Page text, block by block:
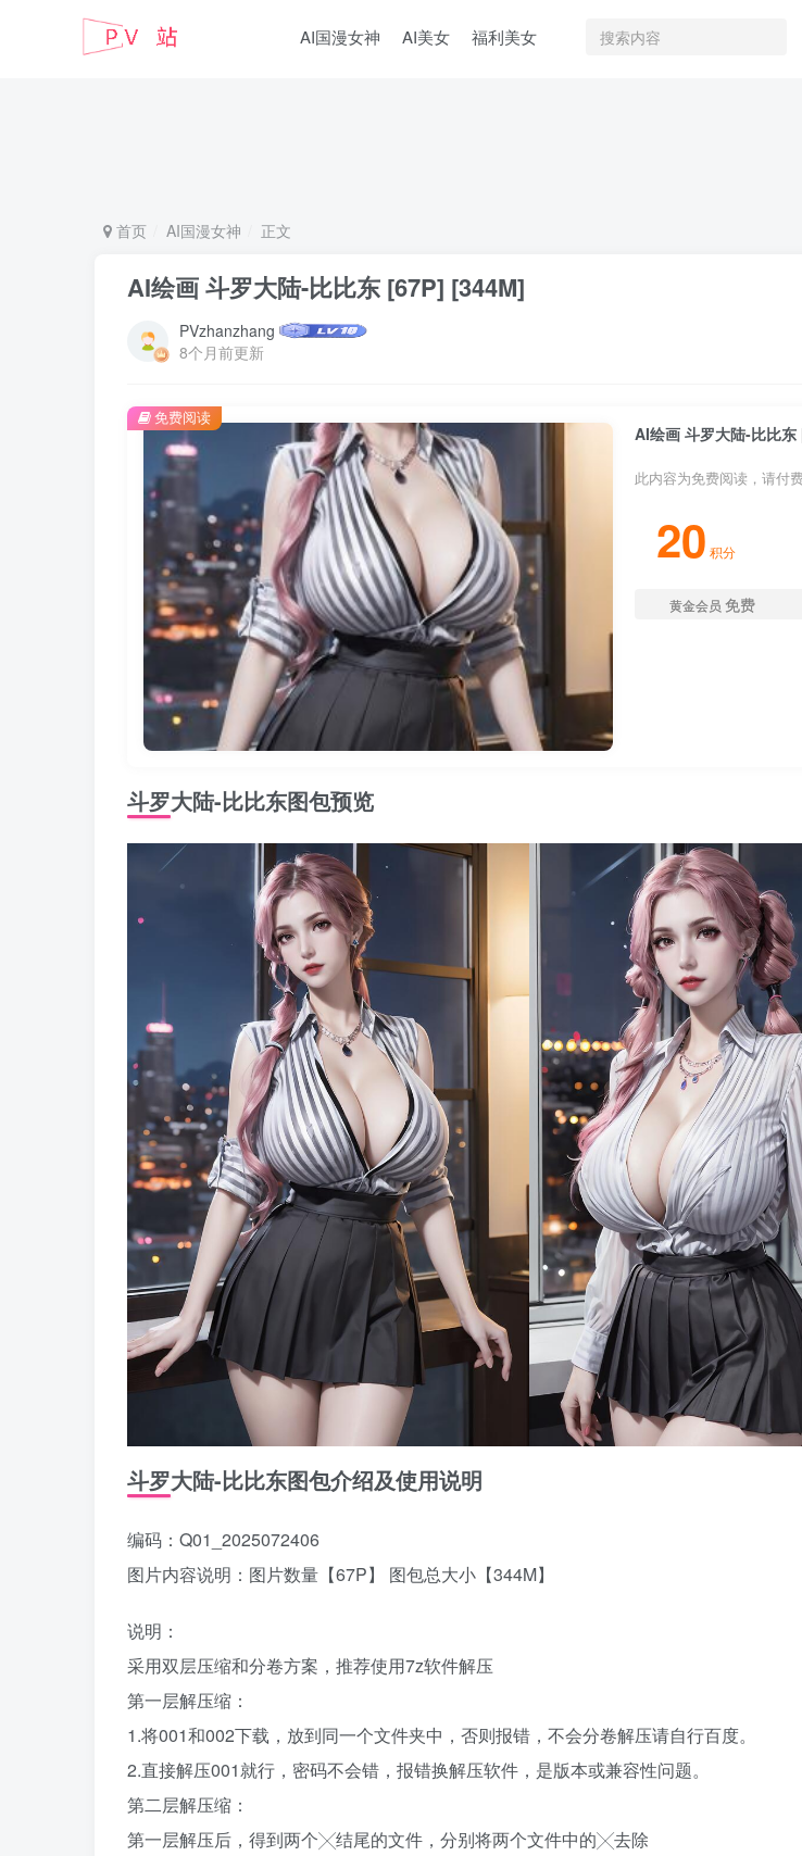
AI国漫女神 AI美女 福利美女
首页 AI国漫女神 正文
AI绘画 斗罗大陆-比比东 [67P] [344M]
PVzhanzhang
8个月前更新
AI绘画 斗罗大陆-比比
此内容为免费阅读，请付
20 积分
黄金会员 免费
免费阅读
斗罗大陆-比比东图包预览
斗罗大陆-比比东图包介绍及使用说明
编码：Q01_2025072406
图片内容说明：图片数量【67P】 图包总大小【344M】
说明：
采用双层压缩和分卷方案，推荐使用7z软件解压
第一层解压缩：
1.将001和002下载，放到同一个文件夹中，否则报错，不会分卷解压请自行百度。
2.直接解压001就行，密码不会错，报错换解压软件，是版本或兼容性问题。
第二层解压缩：
第一层解压后，得到两个╳结尾的文件，分别将两个文件中的╳去除